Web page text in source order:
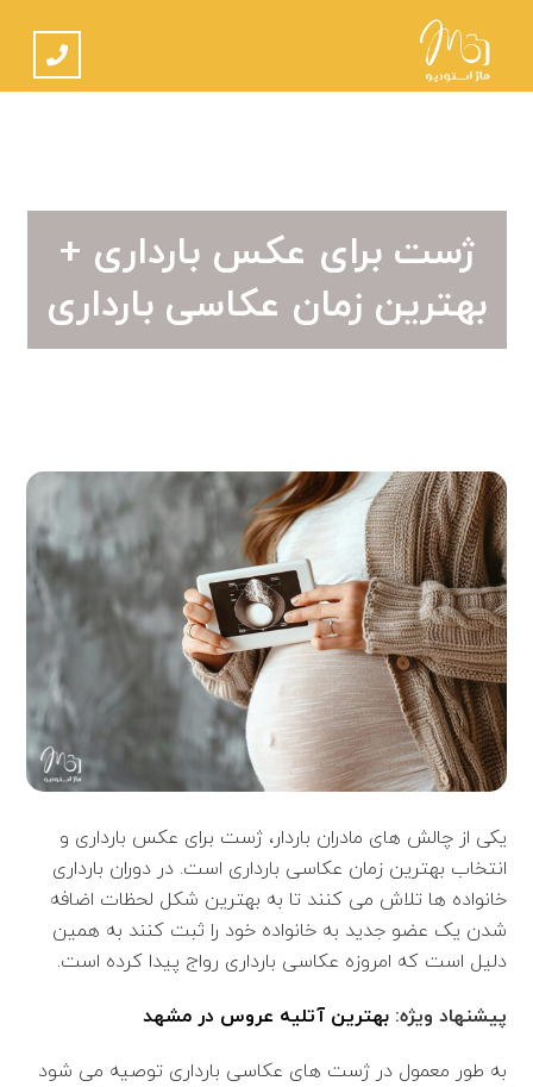
ژست برای عکس بارداری +
بهترین زمان عکاسی بارداری
یکی از چالش های مادران باردار، ژست برای عکس بارداری و
انتخاب بهترین زمان عکاسی بارداری است. در دوران بارداری
خانواده ها تلاش می کنند تا به بهترین شکل لحظات اضافه
شدن یک عضو جدید به خانواده خود را ثبت کنند به همین
دلیل است که امروزه عکاسی بارداری رواج پیدا کرده است.
پیشنهاد ویژه:بهترین آتلیه عروس در مشهد
به طور معمول در ژست های عکاسی بارداری توصیه می شود